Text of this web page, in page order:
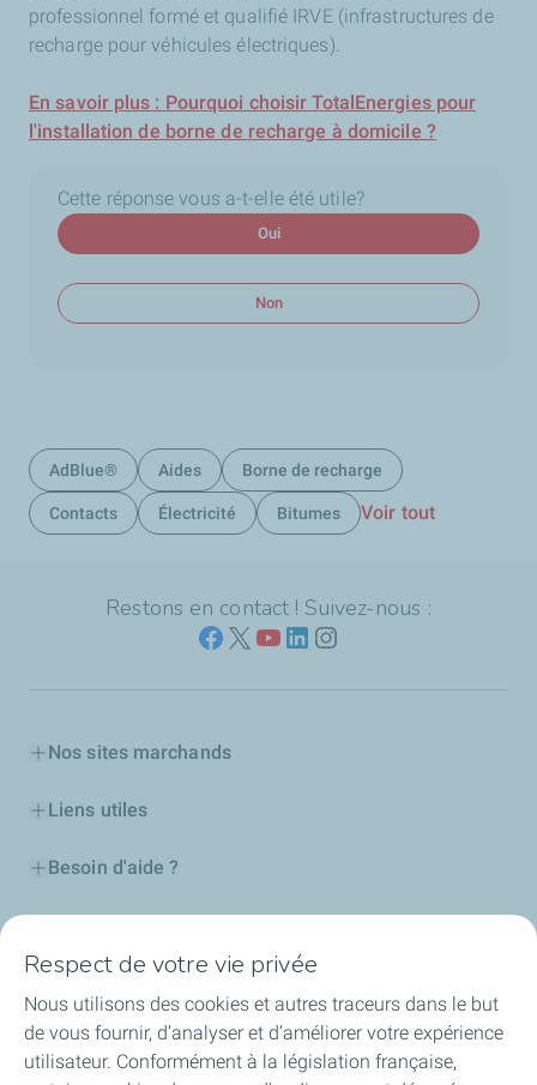
professionnel formé et qualifié IRVE (infrastructures de
recharge pour véhicules électriques).
En savoir plus : Pourquoi choisir TotalEnergies pour
l'installation de borne de recharge à domicile ?
Cette réponse vous a-t-elle été utile?
Oui
Non
AdBlue® Aides Borne de recharge
Contacts Électricité Bitumes Voir tout
Restons en contact ! Suivez-nous :
Nos sites marchands
Liens utiles
Besoin d'aide ?
Certificats d'économies d'énergie
Nos partenaires
Respect de votre vie privée
Nous utilisons des cookies et autres traceurs dans le but
de vous fournir, d’analyser et d’améliorer votre expérience
utilisateur. Conformément à la législation française,